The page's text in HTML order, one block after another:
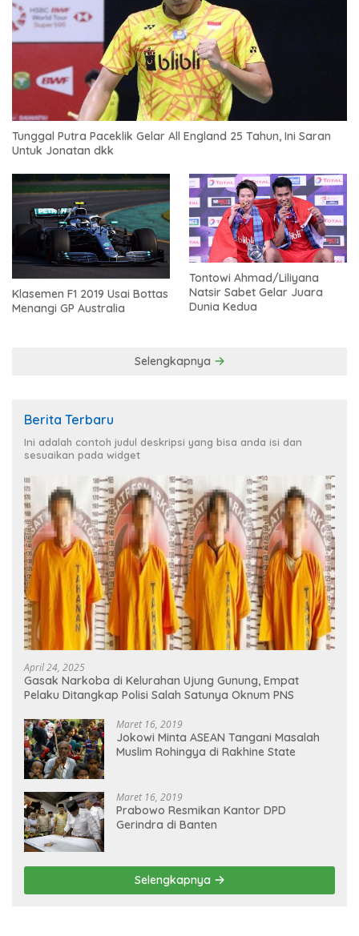
Tunggal Putra Paceklik Gelar All England 25 Tahun, Ini Saran
Untuk Jonatan dkk
Klasemen F1 2019 Usai Bottas
Menangi GP Australia
Tontowi Ahmad/Liliyana
Natsir Sabet Gelar Juara
Dunia Kedua
Selengkapnya
Berita Terbaru
Ini adalah contoh judul deskripsi yang bisa anda isi dan
sesuaikan pada widget
April 24, 2025
Gasak Narkoba di Kelurahan Ujung Gunung, Empat
Pelaku Ditangkap Polisi Salah Satunya Oknum PNS
Maret 16, 2019
Jokowi Minta ASEAN Tangani Masalah
Muslim Rohingya di Rakhine State
Maret 16, 2019
Prabowo Resmikan Kantor DPD
Gerindra di Banten
Selengkapnya